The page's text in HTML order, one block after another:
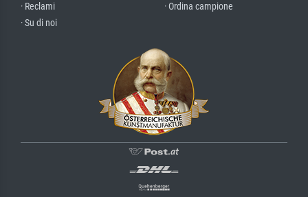
· Reclami
· Su di noi
· Ordina campione